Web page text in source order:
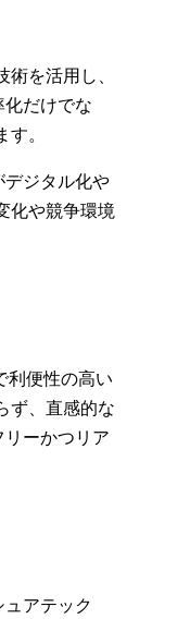
を活用し、
だけでな
。
ジタル化や
化や競争環境
利便性の高い
ず、直感的な
ーかつリア
アテック